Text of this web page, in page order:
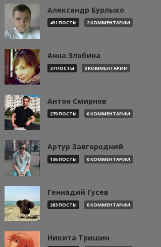
Александр Бурлыко
491 ПОСТЫ 2 КОММЕНТАРИИ
Анна Злобина
37 ПОСТЫ 0 КОММЕНТАРИИ
Антон Смирнов
279 ПОСТЫ 0 КОММЕНТАРИИ
Артур Завгородний
136 ПОСТЫ 0 КОММЕНТАРИИ
Геннадий Гусев
283 ПОСТЫ 0 КОММЕНТАРИИ
Никита Тришин